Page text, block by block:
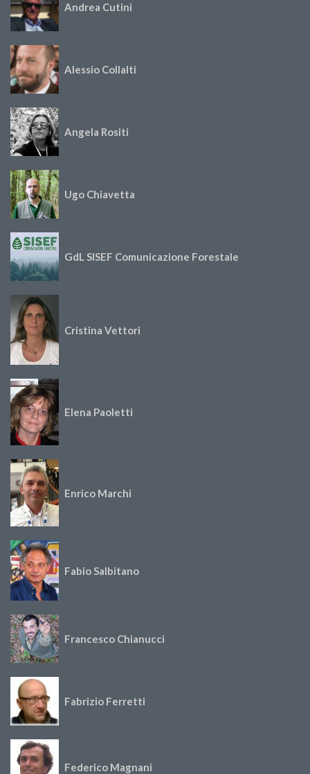
Andrea Cutini
Alessio Collalti
Angela Rositi
Ugo Chiavetta
GdL SISEF Comunicazione Forestale
Cristina Vettori
Elena Paoletti
Enrico Marchi
Fabio Salbitano
Francesco Chianucci
Fabrizio Ferretti
Federico Magnani